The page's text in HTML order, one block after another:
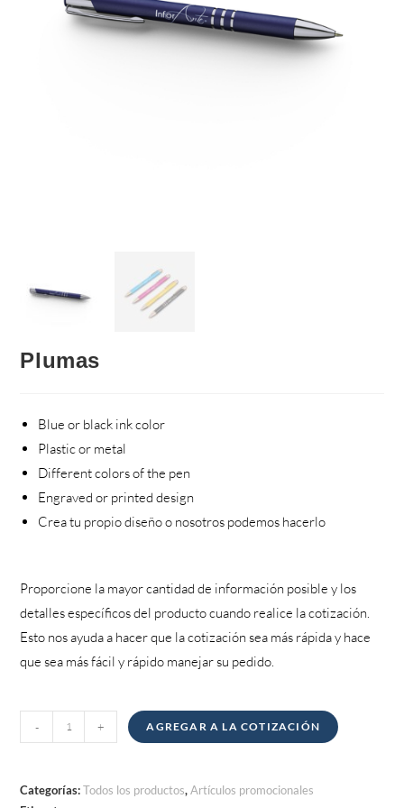
Plumas
Blue or black ink color
Plastic or metal
Different colors of the pen
Engraved or printed design
Crea tu propio diseño o nosotros podemos hacerlo
Proporcione la mayor cantidad de información posible y los
detalles específicos del producto cuando realice la cotización.
Esto nos ayuda a hacer que la cotización sea más rápida y hace
que sea más fácil y rápido manejar su pedido.
cantidad
- + AGREGAR A LA COTIZACIÓN
Categorías:Todos los productos,Artículos promocionales